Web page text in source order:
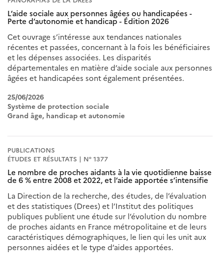
L’aide sociale aux personnes âgées ou handicapées -
Perte d’autonomie et handicap - Édition 2026
Cet ouvrage s’intéresse aux tendances nationales
récentes et passées, concernant à la fois les bénéficiaires
et les dépenses associées. Les disparités
départementales en matière d’aide sociale aux personnes
âgées et handicapées sont également présentées.
25/06/2026
Système de protection sociale
Grand âge, handicap et autonomie
PUBLICATIONS
ÉTUDES ET RÉSULTATS | N° 1377
Le nombre de proches aidants à la vie quotidienne baisse
de 6 % entre 2008 et 2022, et l’aide apportée s’intensifie
La Direction de la recherche, des études, de l’évaluation
et des statistiques (Drees) et l’Institut des politiques
publiques publient une étude sur l’évolution du nombre
de proches aidants en France métropolitaine et de leurs
caractéristiques démographiques, le lien qui les unit aux
personnes aidées et le type d’aides apportées.